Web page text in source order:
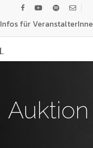
facebook
youtubespotifyemail
Infos für
Auktion